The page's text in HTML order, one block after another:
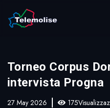
Torneo Corpus
intervista Progna
27 May 2026